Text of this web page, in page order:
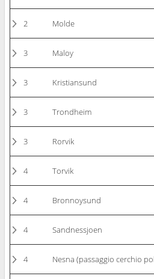
2 Molde
3 Maloy
3 Kristiansund
3 Trondheim
3 Rorvik
4 Torvik
4 Bronnoysund
4 Sandnessjoen
4 Nesna (passaggio cerchio